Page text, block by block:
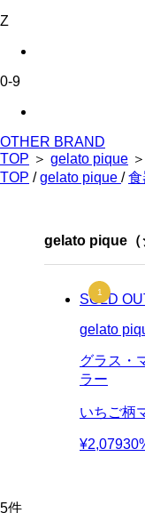
Z
0-9
OTHER BRAND
TOP ＞ gelato pique ＞
TOP /gelato pique /食
gelato pique（
SOLD
gelato
グラス・
ラー
いちご柄
¥2,079
5件